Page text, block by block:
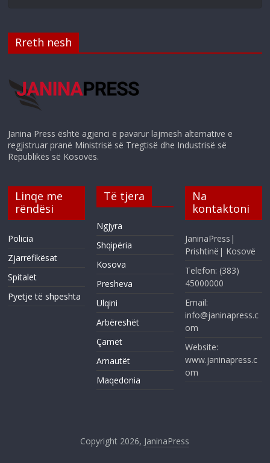
Rreth nesh
Janina Press është agjenci e pavarur lajmesh alternative e
regjistruar pranë Ministrisë së Tregtisë dhe Industrisë së
Republikës së Kosovës.
Linqe me
rëndësi
Policia
Zjarrëfikësat
Spitalet
Pyetje të shpeshta
Të tjera
Ngjyra
Shqipëria
Kosova
Presheva
Ulqini
Arbëreshët
Çamët
Arnautët
Maqedonia
Na
kontaktoni
JaninaPress|
Prishtinë| Kosovë
Telefon: (383)
45000000
Email:
info@janinapress.c
om
Website:
www.janinapress.c
om
Copyright 2026, JaninaPress